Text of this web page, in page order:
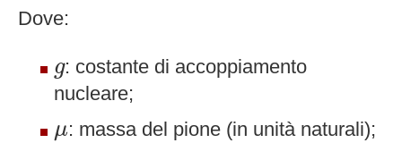
Dove:
g
g: costante di accoppiamento
nucleare;
μ
μ: massa del pione (in unità naturali);